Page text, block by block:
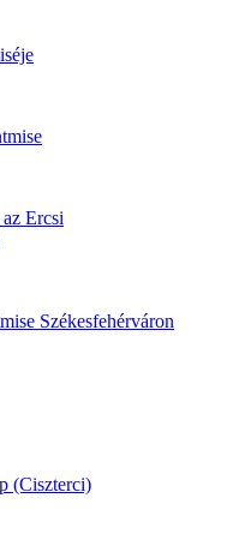
Ercsi
Székesfehérváron
(Ciszterci)